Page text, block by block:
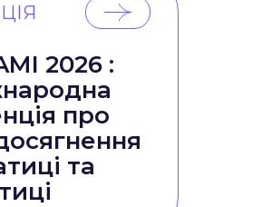
2026 :
про
та